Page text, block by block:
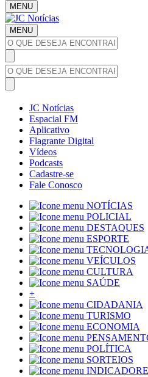
MENU
MENU
JC Notícias
Espacial FM
Aplicativo
Flagrante Digital
Vídeos
Podcasts
Cadastre-se
Fale Conosco
NOTÍCIAS
POLICIAL
DESTAQUES
ESPORTE
VEÍCULOS
CULTURA
SAÚDE
+
CIDADANIA
TURISMO
ECONOMIA
POLÍTICA
SORTEIOS